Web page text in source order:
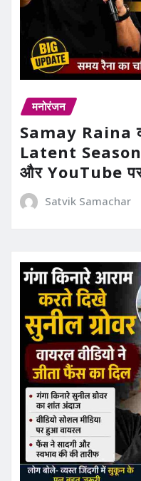
मनोरंजन
Samay Raina
Latent Season
और YouTube पर
Satvik Samachar